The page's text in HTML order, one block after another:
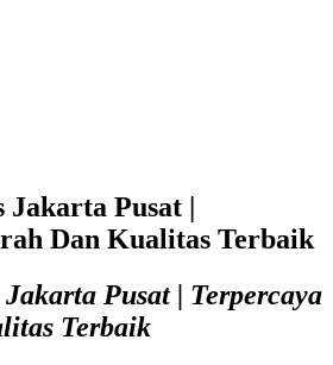
Jakarta Pusat |
Dan Kualitas Terbaik
Pusat | Terpercaya
Terbaik